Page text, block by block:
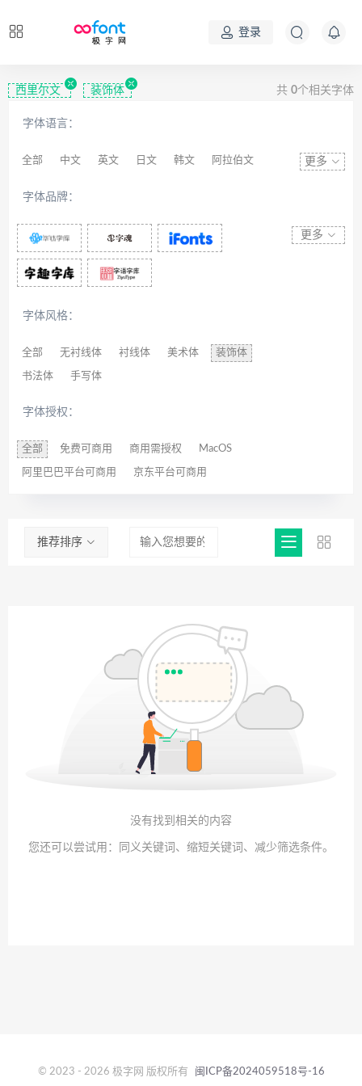
登录
西里尔文 装饰体 共 0个相关字体
字体语言：
全部 中文 英文 日文 韩文 阿拉伯文
拉丁文 八思巴文
更多
字体品牌：
更多
字体风格：
全部 无衬线体 衬线体 美术体 装饰体
书法体 手写体
字体授权：
全部 免费可商用 商用需授权 MacOS
阿里巴巴平台可商用 京东平台可商用
推荐排序
没有找到相关的内容
您还可以尝试用：同义关键词、缩短关键词、减少筛选条件。
© 2023 - 2026 极字网 版权所有 闽ICP备2024059518号-16